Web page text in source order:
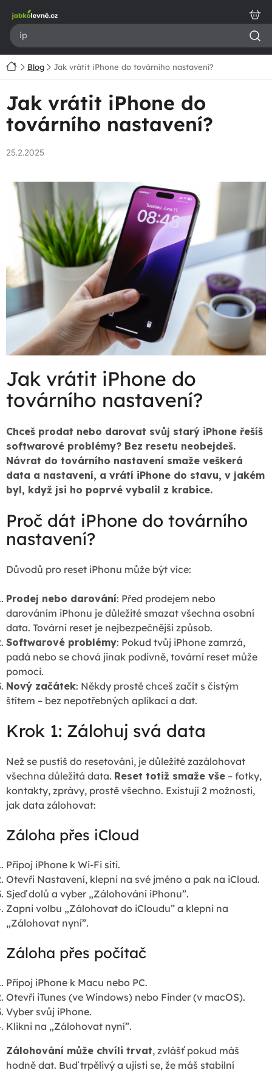
obsah
DomůBlog Jak vrátit iPhone do továrního nastavení?
Jak vrátit iPhone do
továrního nastavení?
25.2.2025
Jak vrátit iPhone do
továrního nastavení?
Chceš prodat nebo darovat svůj starý iPhone řešíš
softwarové problémy? Bez resetu neobejdeš.
Návrat do továrního nastavení smaže veškerá
data a nastavení, a vrátí iPhone do stavu, v jakém
byl, když jsi ho poprvé vybalil z krabice.
Proč dát iPhone do továrního
nastavení?
Důvodů pro reset iPhonu může být více:
Prodej nebo darování: Před prodejem nebo
darováním iPhonu je důležité smazat všechna osobní
data. Tovární reset je nejbezpečnější způsob.
Softwarové problémy: Pokud tvůj iPhone zamrzá,
padá nebo se chová jinak podivně, tovární reset může
pomoci.
Nový začátek: Někdy prostě chceš začít s čistým
štítem – bez nepotřebných aplikací a dat.
Krok 1: Zálohuj svá data
Než se pustíš do resetování, je důležité zazálohovat
všechna důležitá data. Reset totiž smaže vše – fotky,
kontakty, zprávy, prostě všechno. Existují 2 možnosti,
jak data zálohovat:
Záloha přes iCloud
Připoj iPhone k Wi-Fi síti.
Otevři Nastavení, klepni na své jméno a pak na iCloud.
Sjeď dolů a vyber „Zálohování iPhonu”.
Zapni volbu „Zálohovat do iCloudu” a klepni na
„Zálohovat nyní”.
Záloha přes počítač
Připoj iPhone k Macu nebo PC.
Otevři iTunes (ve Windows) nebo Finder (v macOS).
Vyber svůj iPhone.
Klikni na „Zálohovat nyní”.
Zálohování může chvíli trvat, zvlášť pokud máš
hodně dat. Buď trpělivý a ujisti se, že máš stabilní